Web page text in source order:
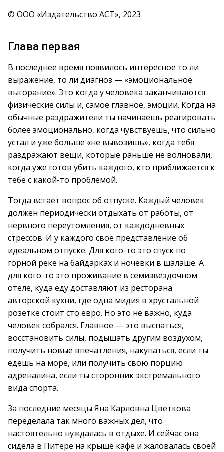
© ООО «Издательство АСТ», 2023
Глава первая
В последнее время появилось интересное то ли
выражение, то ли диагноз — «эмоциональное
выгорание». Это когда у человека заканчиваются
физические силы и, самое главное, эмоции. Когда на
обычные раздражители ты начинаешь реагировать
более эмоционально, когда чувствуешь, что сильно
устал и уже больше «не вывозишь», когда тебя
раздражают вещи, которые раньше не волновали,
когда уже готов убить каждого, кто приближается к
тебе с какой-то проблемой.
Тогда встает вопрос об отпуске. Каждый человек
должен периодически отдыхать от работы, от
нервного переутомления, от каждодневных
стрессов. И у каждого свое представление об
идеальном отпуске. Для кого-то это спуск по
горной реке на байдарках и ночевки в шалаше. А
для кого-то это проживание в семизвездочном
отеле, куда еду доставляют из ресторана
авторской кухни, где одна мидия в хрустальной
розетке стоит сто евро. Но это не важно, куда
человек собрался. Главное — это выспаться,
восстановить силы, подышать другим воздухом,
получить новые впечатления, накупаться, если ты
едешь на море, или получить свою порцию
адреналина, если ты сторонник экстремального
вида спорта.
За последние месяцы Яна Карловна Цветкова
переделала так много важных дел, что
настоятельно нуждалась в отдыхе. И сейчас она
сидела в Питере на крыше кафе и жаловалась своей